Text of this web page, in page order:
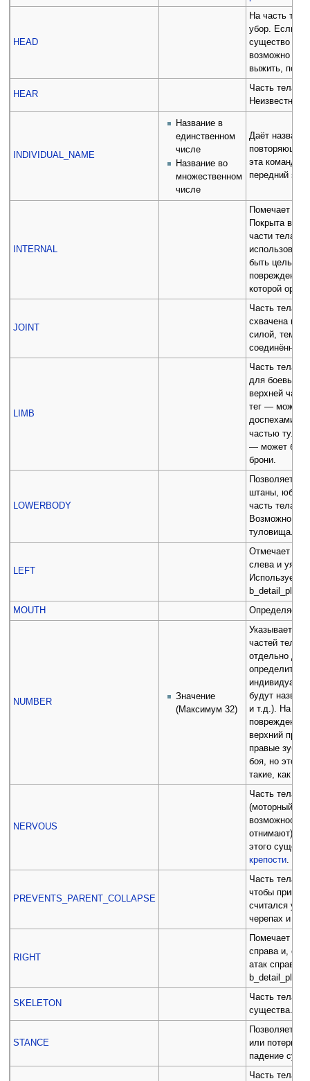
HEAD
На часть
убор. Если
существо
возможно —
выжить,
HEAR
Часть тела
Неизвестный
INDIVIDUAL_NAME
Название в
единственном
числе
Название во
множественном
числе
Даёт
эта команда
передний
INTERNAL
Помечает
Покрыта
части тела,
использован
быть целью
поврежден
которой
JOINT
Часть тела —
схвачена в
силой, тем
соединённые
LIMB
Часть тела —
для боевых
верхней
тег — может
доспехами.
частью
— может быть
брони.
LOWERBODY
Позволяет
штаны, юбки и
часть тела —
Возможно
туловища.
LEFT
Отмечает
слева и
MOUTH
Определяет
NUMBER
Значение
(Максимум 32)
Указывает на
частей тела.
отдельно
определить
будут
и т.д.). На
повреждены
верхний
правые зубы
боя, но это не
такие, как
NERVOUS
Часть тела
(моторный
возможность
отнимают) и
этого
крепости.
PREVENTS_PARENT_COLLAPSE
Часть тела
чтобы
считался
черепах и
RIGHT
Помечает
справа и,
атак справа.
SKELETON
Часть тела
существа.
STANCE
Позволяет
или потери
падение
Часть тела